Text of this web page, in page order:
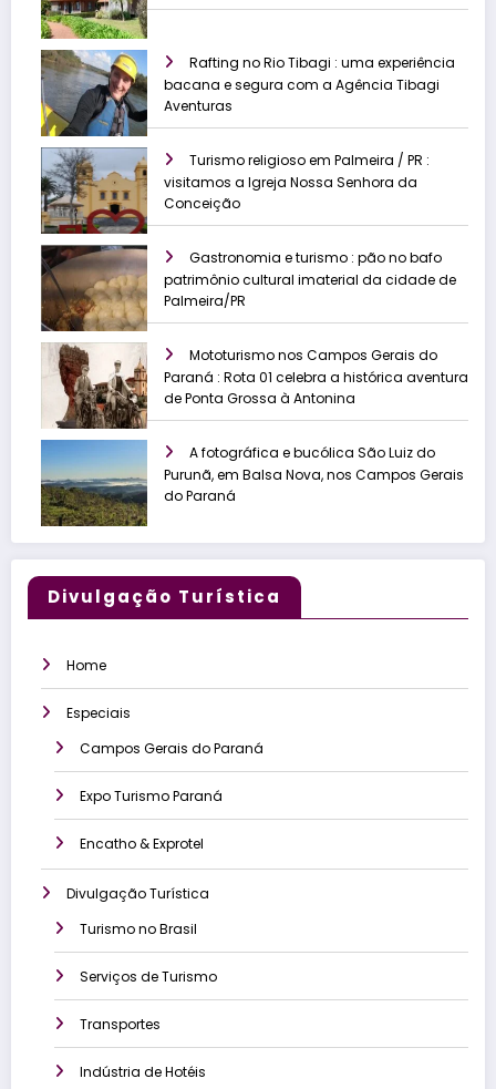
Rafting no Rio Tibagi : uma experiência
bacana e segura com a Agência Tibagi
Aventuras
Turismo religioso em Palmeira / PR :
visitamos a Igreja Nossa Senhora da
Conceição
Gastronomia e turismo : pão no bafo
patrimônio cultural imaterial da cidade de
Palmeira/PR
Mototurismo nos Campos Gerais do
Paraná : Rota 01 celebra a histórica aventura
de Ponta Grossa à Antonina
A fotográfica e bucólica São Luiz do
Purunã, em Balsa Nova, nos Campos Gerais
do Paraná
Divulgação Turística
Home
Especiais
Campos Gerais do Paraná
Expo Turismo Paraná
Encatho & Exprotel
Divulgação Turística
Turismo no Brasil
Serviços de Turismo
Transportes
Indústria de Hotéis